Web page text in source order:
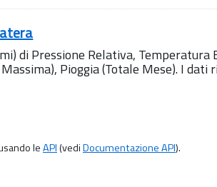
di Pressione Relativa, Temperatura
Pioggia (Totale Mese). I dati
leAPI(vediDocumentazione API).